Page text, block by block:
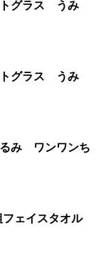
だん フロートグラス うみ
だん デザートグラス うみ
るみ ワンワンち
フェイスタオル